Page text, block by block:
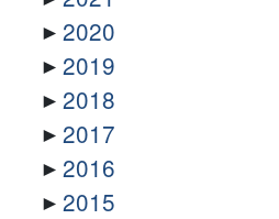
2020
2019
2018
2017
2016
2015